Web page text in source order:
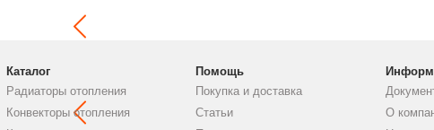
Каталог
Радиаторы отопления
Конвекторы отопления
Помощь
Покупка и доставка
Статьи
О